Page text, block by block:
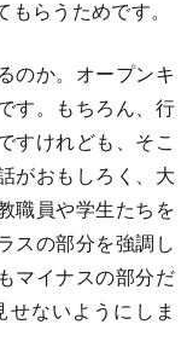
らうためです。
のか。オープンキ
す。もちろん、行
すけれども、そこ
がおもしろく、大
職員や学生たちを
スの部分を強調し
マイナスの部分だ
ないようにしま